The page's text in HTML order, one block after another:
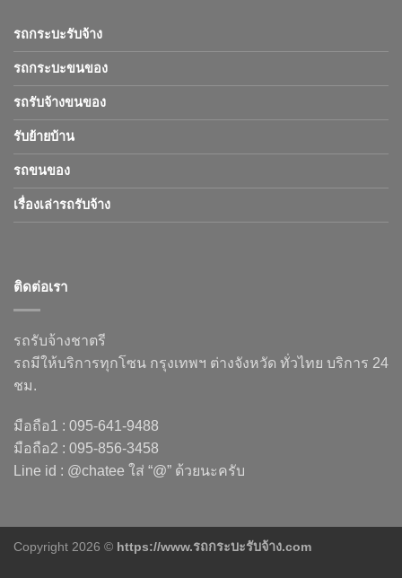
รถกระบะรับจ้าง
รถกระบะขนของ
รถรับจ้างขนของ
รับย้ายบ้าน
รถขนของ
เรื่องเล่ารถรับจ้าง
ติดต่อเรา
รถรับจ้างชาตรี
รถมีให้บริการทุกโซน กรุงเทพฯ ต่างจังหวัด ทั่วไทย บริการ 24
ชม.
มือถือ1 : 095-641-9488
มือถือ2 : 095-856-3458
Line id : @chatee ใส่ “@” ด้วยนะครับ
Copyright 2026 © https://www.รถกระบะรับจ้าง.com